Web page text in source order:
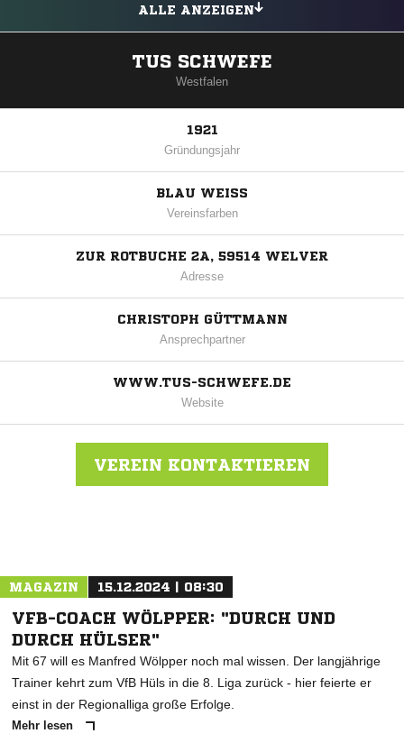
ALLE ANZEIGEN
TUS SCHWEFE
Westfalen
1921
Gründungsjahr
BLAU WEISS
Vereinsfarben
ZUR ROTBUCHE 2A, 59514 WELVER
Adresse
CHRISTOPH GÜTTMANN
Ansprechpartner
WWW.TUS-SCHWEFE.DE
Website
VEREIN KONTAKTIEREN
MAGAZIN 15.12.2024 | 08:30
VFB-COACH WÖLPPER: "DURCH UND
DURCH HÜLSER"
Mit 67 will es Manfred Wölpper noch mal wissen. Der langjährige
Trainer kehrt zum VfB Hüls in die 8. Liga zurück - hier feierte er
einst in der Regionalliga große Erfolge.
Mehr lesen